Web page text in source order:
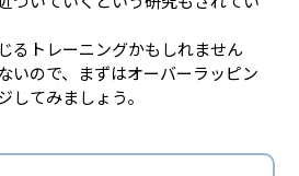
るトレーニングかもしれません
いので、まずはオーバーラッピン
してみましょう。